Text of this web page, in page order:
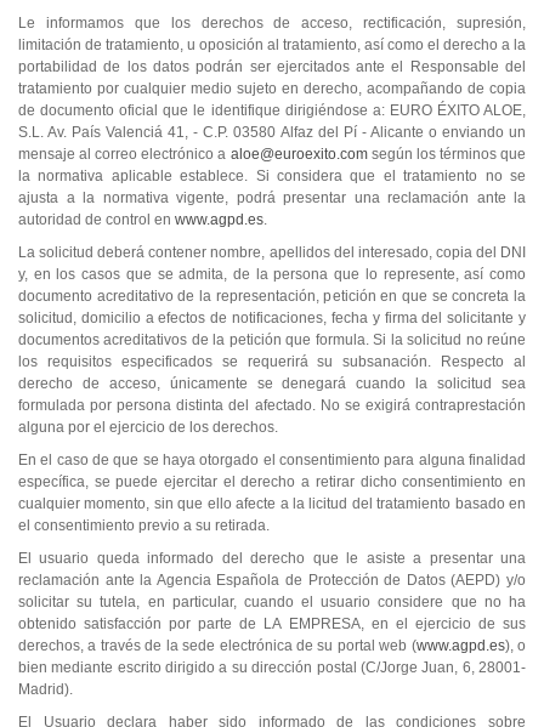
Le informamos que los derechos de acceso, rectificación, supresión,
limitación de tratamiento, u oposición al tratamiento, así como el derecho a la
portabilidad de los datos podrán ser ejercitados ante el Responsable del
tratamiento por cualquier medio sujeto en derecho, acompañando de copia
de documento oficial que le identifique dirigiéndose a: EURO ÉXITO ALOE,
S.L. Av. País Valenciá 41, - C.P. 03580 Alfaz del Pí - Alicante o enviando un
mensaje al correo electrónico a aloe@euroexito.comsegún los términos que
la normativa aplicable establece. Si considera que el tratamiento no se
ajusta a la normativa vigente, podrá presentar una reclamación ante la
autoridad de control en www.agpd.es.
La solicitud deberá contener nombre, apellidos del interesado, copia del DNI
y, en los casos que se admita, de la persona que lo represente, así como
documento acreditativo de la representación, petición en que se concreta la
solicitud, domicilio a efectos de notificaciones, fecha y firma del solicitante y
documentos acreditativos de la petición que formula. Si la solicitud no reúne
los requisitos especificados se requerirá su subsanación. Respecto al
derecho de acceso, únicamente se denegará cuando la solicitud sea
formulada por persona distinta del afectado. No se exigirá contraprestación
alguna por el ejercicio de los derechos.
En el caso de que se haya otorgado el consentimiento para alguna finalidad
específica, se puede ejercitar el derecho a retirar dicho consentimiento en
cualquier momento, sin que ello afecte a la licitud del tratamiento basado en
el consentimiento previo a su retirada.
El usuario queda informado del derecho que le asiste a presentar una
reclamación ante la Agencia Española de Protección de Datos (AEPD) y/o
solicitar su tutela, en particular, cuando el usuario considere que no ha
obtenido satisfacción por parte de LA EMPRESA, en el ejercicio de sus
derechos, a través de la sede electrónica de su portal web (www.agpd.es), o
bien mediante escrito dirigido a su dirección postal (C/Jorge Juan, 6, 28001-
Madrid).
El Usuario declara haber sido informado de las condiciones sobre